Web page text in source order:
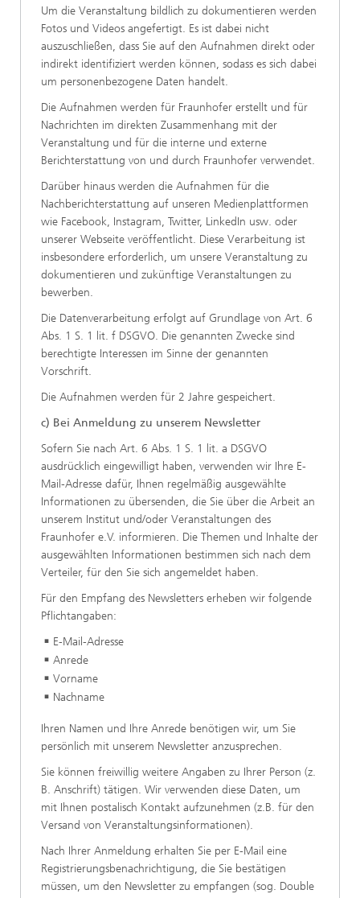
Um die Veranstaltung bildlich zu dokumentieren werden
Fotos und Videos angefertigt. Es ist dabei nicht
auszuschließen, dass Sie auf den Aufnahmen direkt oder
indirekt identifiziert werden können, sodass es sich dabei
um personenbezogene Daten handelt.
Die Aufnahmen werden für Fraunhofer erstellt und für
Nachrichten im direkten Zusammenhang mit der
Veranstaltung und für die interne und externe
Berichterstattung von und durch Fraunhofer verwendet.
Darüber hinaus werden die Aufnahmen für die
Nachberichterstattung auf unseren Medienplattformen
wie Facebook, Instagram, Twitter, LinkedIn usw. oder
unserer Webseite veröffentlicht. Diese Verarbeitung ist
insbesondere erforderlich, um unsere Veranstaltung zu
dokumentieren und zukünftige Veranstaltungen zu
bewerben.
Die Datenverarbeitung erfolgt auf Grundlage von Art. 6
Abs. 1 S. 1 lit. f DSGVO. Die genannten Zwecke sind
berechtigte Interessen im Sinne der genannten
Vorschrift.
Die Aufnahmen werden für 2 Jahre gespeichert.
c) Bei Anmeldung zu unserem Newsletter
Sofern Sie nach Art. 6 Abs. 1 S. 1 lit. a DSGVO
ausdrücklich eingewilligt haben, verwenden wir Ihre E-
Mail-Adresse dafür, Ihnen regelmäßig ausgewählte
Informationen zu übersenden, die Sie über die Arbeit an
unserem Institut und/oder Veranstaltungen des
Fraunhofer e.V. informieren. Die Themen und Inhalte der
ausgewählten Informationen bestimmen sich nach dem
Verteiler, für den Sie sich angemeldet haben.
Für den Empfang des Newsletters erheben wir folgende
Pflichtangaben:
E-Mail-Adresse
Anrede
Vorname
Nachname
Ihren Namen und Ihre Anrede benötigen wir, um Sie
persönlich mit unserem Newsletter anzusprechen.
Sie können freiwillig weitere Angaben zu Ihrer Person (z.
B. Anschrift) tätigen. Wir verwenden diese Daten, um
mit Ihnen postalisch Kontakt aufzunehmen (z.B. für den
Versand von Veranstaltungsinformationen).
Nach Ihrer Anmeldung erhalten Sie per E-Mail eine
Registrierungsbenachrichtigung, die Sie bestätigen
müssen, um den Newsletter zu empfangen (sog. Double